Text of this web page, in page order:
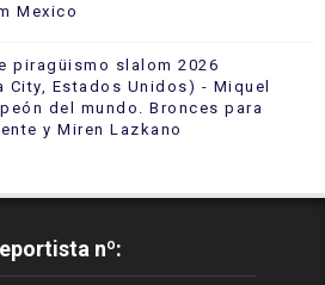
Mexico
piragüismo slalom 2026
City, Estados Unidos) - Miquel
del mundo. Bronces para
y Miren Lazkano
nº: